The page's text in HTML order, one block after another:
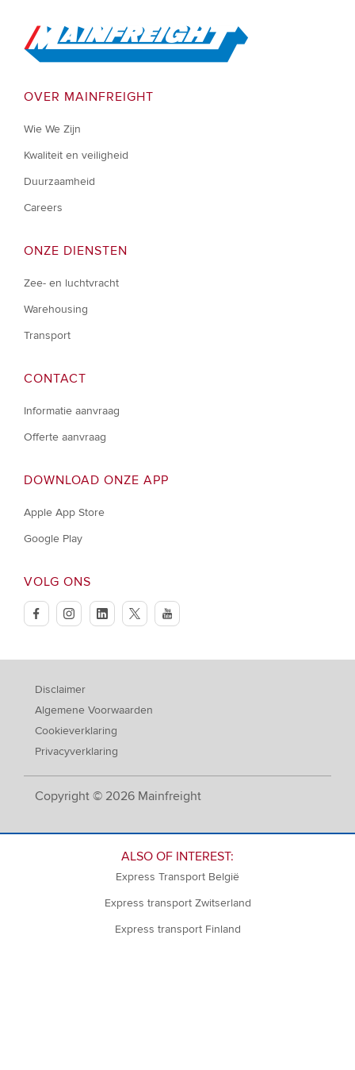
Go to Home
OVER MAINFREIGHT
Wie We Zijn
Kwaliteit en veiligheid
Duurzaamheid
Careers
ONZE DIENSTEN
Zee- en luchtvracht
Warehousing
Transport
CONTACT
Informatie aanvraag
Offerte aanvraag
DOWNLOAD ONZE APP
Apple App Store
Google Play
VOLG ONS
facebookinstagramlinkedintwitteryoutube
Copyright © 2026 Mainfreight
Disclaimer
Algemene Voorwaarden
Cookieverklaring
Privacyverklaring
ALSO OF INTEREST:
Express Transport België
Express transport Zwitserland
Express transport Finland